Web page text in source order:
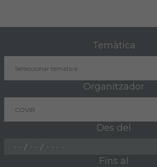
Hemeroteca
Temàtica
Organitzador
Des del
Fins al